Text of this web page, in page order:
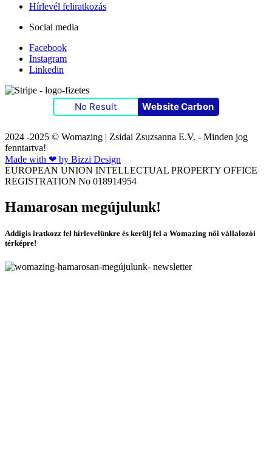
Hírlevél feliratkozás
Social media
Facebook
Instagram
Linkedin
No Result Website Carbon
2024 -2025 © Womazing | Zsidai Zsuzsanna E.V. - Minden jog
fenntartva!
Made with ❤ by Bizzi Design
EUROPEAN UNION INTELLECTUAL PROPERTY OFFICE
REGISTRATION No 018914954
Hamarosan megújulunk!
Addigis iratkozz fel hírlevelünkre és kerülj fel a Womazing női vállalozói
térképre!